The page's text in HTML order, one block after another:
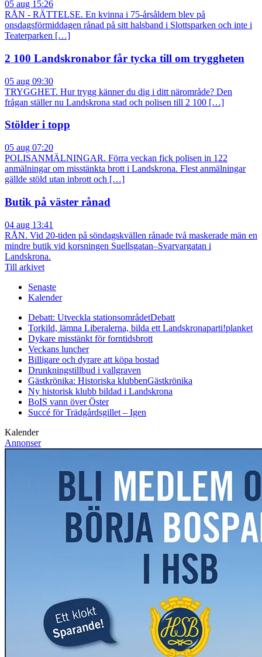
05 aug 15:26
RÅN - RÄTTELSE. En kvinna i 75-årsåldern blev på
onsdagsförmiddagen rånad på sitt halsband i Slottsparken och inte i
Teaterparken […]
2 100 Landskronabor får tycka till om tryggheten
05 aug 09:30
TRYGGHET. Hur trygg känner du dig i ditt närområde? Den
frågan ställer nu Landskrona stad och polisen till 2 100 […]
Stölder i topp
05 aug 07:20
POLISANMÄLNINGAR. Förra veckan fick polisen in 122
anmälningar om misstänkta brott i Landskrona. Flest anmälningar
gällde stöld utan inbrott och […]
Butik på väster rånad
04 aug 13:41
RÅN. Vid 20-tiden på söndagskvällen rånade två maskerade män en
mindre butik vid korsningen Suellsgatan–Svarvargatan i
Landskrona.
Till arkivet
Senaste
Kalender
Debatt: Utveckla stationsområdetDebatt
Torkild, lämna Liberalerna, bilda ett Landskronaparti!planket
Dykare misstänkt för forntidsbrott
Veckans luncher
Billigare och dyrare att köpa bostad
Drunkningstillbud i vallgraven
Gästkrönika: Historiska klubbenGästkrönika
Ny historisk klubb bildad i Landskrona
BoIS vann över Öster
Succé för Trädgårdsgillet – Igen
Kalender
Annonser